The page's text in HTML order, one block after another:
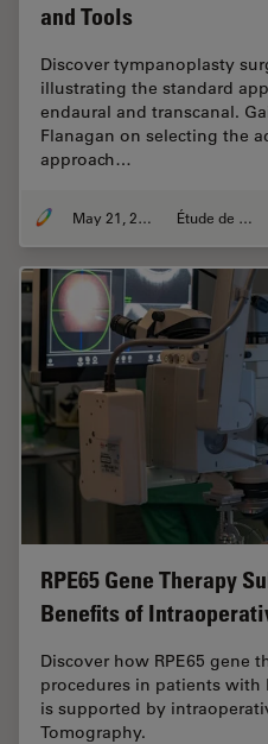
and Tools
Discover tympanoplasty
illustrating the standard
endaural and transcanal.
Flanagan on selecting the
approach…
May 21, 2024 Étude de cas
RPE65 Gene Therapy
Benefits of
Discover how RPE65 gene
procedures in patients with
is supported by
Tomography.